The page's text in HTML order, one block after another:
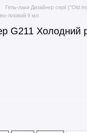
Гель-лаки Дизайнер серії ("Old
ліловий 9 мл
G211